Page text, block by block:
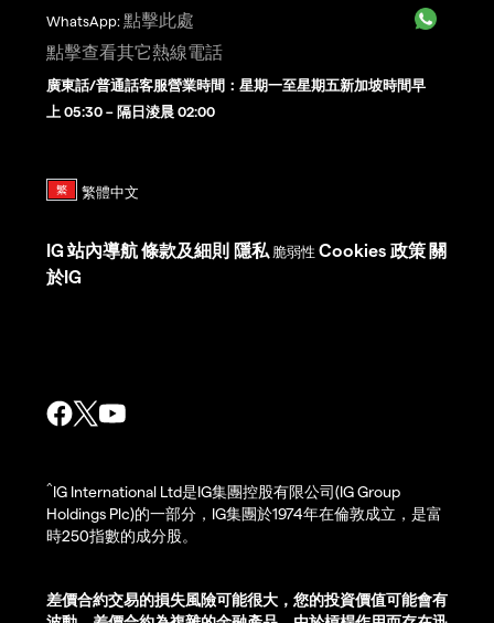
WhatsApp: 點擊此處
點擊查看其它熱線電話
廣東話/普通話客服營業時間：星期一至星期五新加坡時間早
上 05:30 – 隔日淩晨 02:00
IG 站內導航條款及細則 隱私 脆弱性 Cookies 政策 關
於IG
^IG International Ltd是IG集團控股有限公司(IG Group
Holdings Plc)的一部分，IG集團於1974年在倫敦成立，是富
時250指數的成分股。
差價合約交易的損失風險可能很大，您的投資價值可能會有